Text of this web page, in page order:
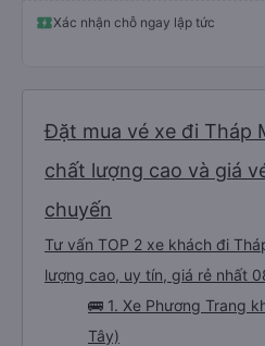
quy định rõ ràng về việc giữ im lặng (tắt
để tránh làm phiền hành khách khác
khẩu Wi-Fi trong xe để hành khách dễ
Xác nhận chỗ ngay lập tức
Đặt mua vé xe đi Tháp
chất lượng cao và giá
chuyến
Tư vấn TOP 2 xe khách đi
lượng cao, uy tín, giá rẻ nhất
🚌 1. Xe Phương Trang
Tây)